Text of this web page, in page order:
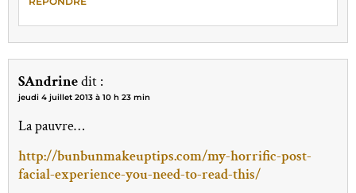
SAndrinedit :
jeudi 4 juillet 2013 à 10 h 23 min
La pauvre…
http://bunbunmakeuptips.com/my-horrific-post-
facial-experience-you-need-to-read-this/